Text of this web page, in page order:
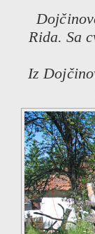
Rida. Sa
Iz